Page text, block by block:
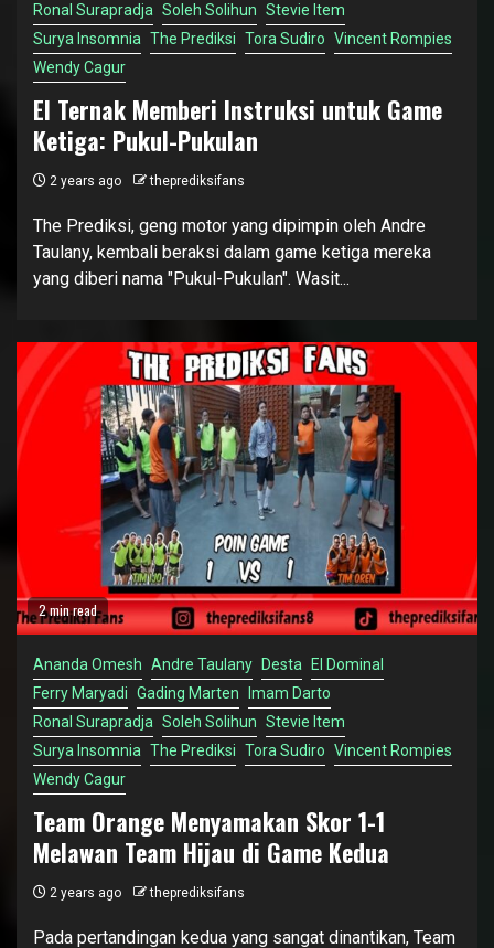
Ronal Surapradja Soleh Solihun Stevie Item
Surya Insomnia The Prediksi Tora Sudiro Vincent Rompies
Wendy Cagur
El Ternak Memberi Instruksi untuk Game
Ketiga: Pukul-Pukulan
2 years ago theprediksifans
The Prediksi, geng motor yang dipimpin oleh Andre
Taulany, kembali beraksi dalam game ketiga mereka
yang diberi nama "Pukul-Pukulan". Wasit...
2 min read
Ananda Omesh Andre Taulany Desta
El Dominal
Ferry Maryadi Gading Marten
Imam Darto
Ronal Surapradja Soleh Solihun Stevie Item
Surya Insomnia The Prediksi Tora Sudiro Vincent Rompies
Wendy Cagur
Team Orange Menyamakan Skor 1-1
Melawan Team Hijau di Game Kedua
2 years ago theprediksifans
Pada pertandingan kedua yang sangat dinantikan, Team